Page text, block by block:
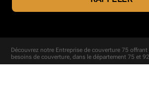
Découvrez notre Entreprise de couverture 75 offrant
besoins de couverture, dans le département 75 et